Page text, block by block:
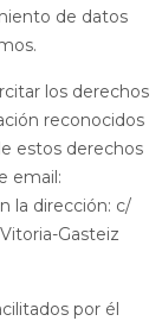
de datos
los derechos
reconocidos
estos derechos
email:
la dirección: c/
Gasteiz
por él